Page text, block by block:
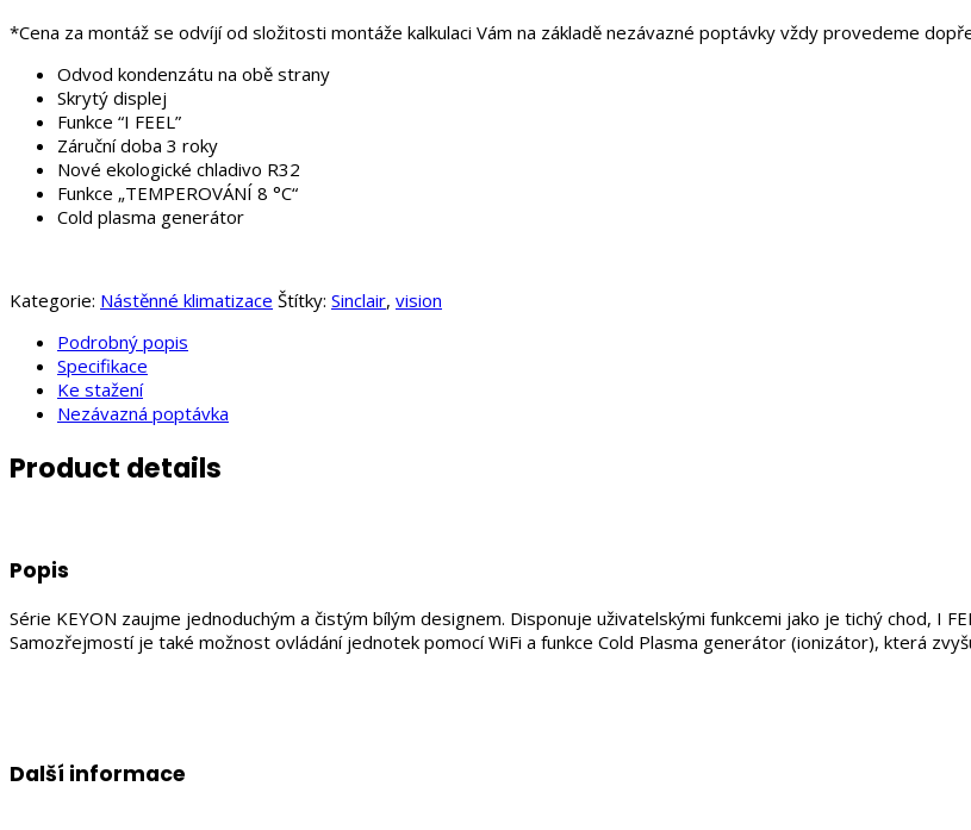
*Cena za montáž se odvíjí od složitosti montáže kalkulaci Vám na základě nezávazné poptávky vždy provedeme
Odvod kondenzátu na obě strany
Skrytý displej
Funkce “I FEEL”
Záruční doba 3 roky
Nové ekologické chladivo R32
Funkce „TEMPEROVÁNÍ 8 °C“
Cold plasma generátor
Kategorie: Nástěnné klimatizace Štítky: Sinclair, vision
Podrobný popis
Specifikace
Ke stažení
Nezávazná poptávka
Product details
Popis
Série KEYON zaujme jednoduchým a čistým bílým designem. Disponuje uživatelskými funkcemi jako je tichý chod, I
Samozřejmostí je také možnost ovládání jednotek pomocí WiFi a funkce Cold Plasma generátor (ionizátor), která
Další informace